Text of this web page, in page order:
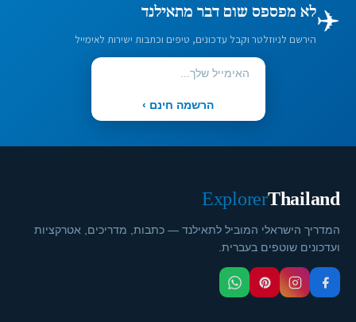
✈️לא מפספס שום דבר מתאילנד
הירשם לניוזלטר וקבל עדכונים, טיפים וכתבות ישירות לאימייל
הרשמה חינם ›
Thailand
Explorer
המדריך הישראלי המוביל לתאילנד — כתבות, מדריכים, אטרקציות
ועדכונים שוטפים בעברית.